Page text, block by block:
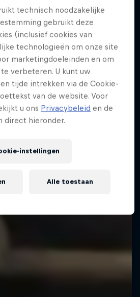
technisch noodzakelijke
gebruikt deze
(inclusief cookies van
technologieën om onze site
marketingdoeleinden en om
verbeteren. U kunt uw
tijde intrekken via de Cookie-
van de website. Voor
u ons Privacybeleid en de
direct hieronder.
instellingen
Alle toestaan